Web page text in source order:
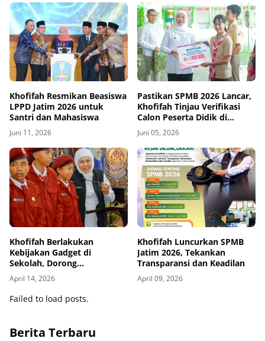
Khofifah Resmikan Beasiswa
LPPD Jatim 2026 untuk
Santri dan Mahasiswa
Juni 11, 2026
Pastikan SPMB 2026 Lancar,
Khofifah Tinjau Verifikasi
Calon Peserta Didik di
Madiun
Juni 05, 2026
Khofifah Berlakukan
Kebijakan Gadget di
Sekolah, Dorong
Pembelajaran Lebih Sehat
April 14, 2026
Khofifah Luncurkan SPMB
Jatim 2026, Tekankan
Transparansi dan Keadilan
April 09, 2026
Failed to load posts.
Berita Terbaru